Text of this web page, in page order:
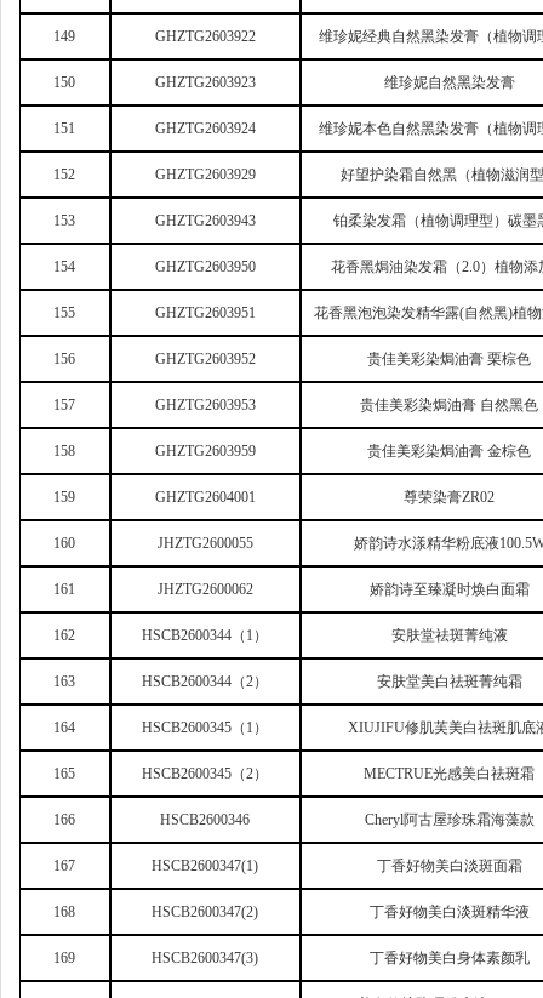
149 GHZTG2603922 维珍妮经典自然黑染发膏（植物调
150 GHZTG2603923 维珍妮自然黑染发膏
151 GHZTG2603924 维珍妮本色自然黑染发膏（植物调
152 GHZTG2603929 好望护染霜自然黑（植物滋润
153 GHZTG2603943 铂柔染发霜（植物调理型）碳墨
154 GHZTG2603950 花香黑焗油染发霜（2.0）植物添
155 GHZTG2603951 花香黑泡泡染发精华露(自然黑)植
156 GHZTG2603952 贵佳美彩染焗油膏 栗棕色
157 GHZTG2603953 贵佳美彩染焗油膏 自然黑色
158 GHZTG2603959 贵佳美彩染焗油膏 金棕色
159 GHZTG2604001 尊荣染膏ZR02
160 JHZTG2600055 娇韵诗水漾精华粉底液
161 JHZTG2600062 娇韵诗至臻凝时焕白面霜
162 HSCB2600344 （1） 安肤堂祛斑菁纯液
163 HSCB2600344 （2） 安肤堂美白祛斑菁纯霜
164 HSCB2600345 （1） XIUJIFU修肌芙美白祛斑肌底
165 HSCB2600345 （2） MECTRUE光感美白祛斑霜
166 HSCB2600346 Cheryl阿古屋珍珠霜海藻款
167 HSCB2600347(1) 丁香好物美白淡斑面霜
168 HSCB2600347(2) 丁香好物美白淡斑精华液
169 HSCB2600347(3) 丁香好物美白身体素颜乳